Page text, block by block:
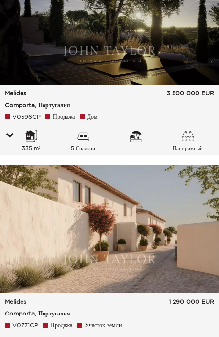
Melides
Comporta, Португалия
3 500 000 EUR
V0596CP Продажа Дом
335 m² 5 Спальни Панорамный
Melides
Comporta, Португалия
1 290 000 EUR
V0771CP Продажа Участок земли